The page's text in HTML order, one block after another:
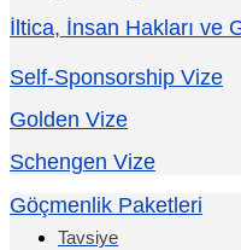
İltica, İnsan Hakları ve
Self-Sponsorship Vize
Golden Vize
Schengen Vize
Göçmenlik Paketleri
Tavsiye